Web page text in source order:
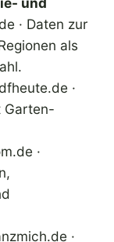
· Daten zur
als
·
Garten-
·
·